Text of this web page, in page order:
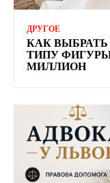
ДРУГОЕ
КАК
ТИПУ
МИЛЛИОН